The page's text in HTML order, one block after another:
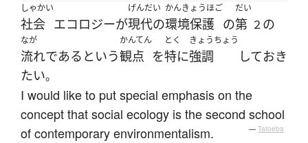
しゃかい
社会 エコロジーが
げんだい
現代の
かんきょうほご
環境保護 の
だい
第 ２の
なが
流れである という
かんてん
観点 を
とく
特に
きょうちょう
強調 しておき
たい。
I would like to put special emphasis on the
concept that social ecology is the second school
of contemporary environmentalism.
— Tatoeba